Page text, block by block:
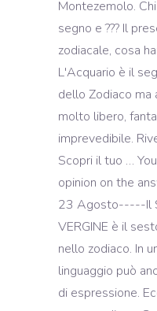
Montezemolo.
segno e ??? Il
zodiacale, cosa
L'Acquario è il
dello Zodiaco
molto libero,
imprevedibile.
Scopri il tuo …
opinion on the
23 Agosto-----Il
VERGINE è il
nello zodiaco. In
linguaggio può
di espressione.